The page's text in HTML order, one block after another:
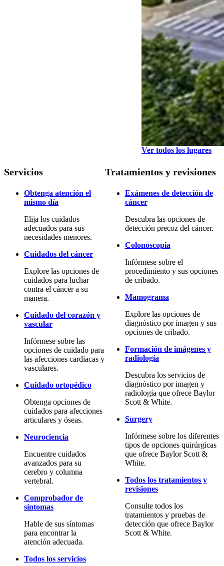
Ver todos los lugares
Servicios
Obtenga atención el
mismo día
Elija los cuidados
adecuados para sus
necesidades menores.
Cuidados del cáncer
Explore las opciones de
cuidados para luchar
contra el cáncer a su
manera.
Cuidado del corazón y
vascular
Infórmese sobre las
opciones de cuidado para
las afecciones cardíacas y
vasculares.
Cuidado ortopédico
Obtenga opciones de
cuidados para afecciones
articulares y óseas.
Neurociencia
Encuentre cuidados
avanzados para su
cerebro y columna
vertebral.
Comprobador de
síntomas
Hable de sus síntomas
para encontrar la
atención adecuada.
Todos los servicios
Tratamientos y revisiones
Exámenes de detección de
cáncer
Descubra las opciones de
detección precoz del cáncer.
Colonoscopia
Infórmese sobre el
procedimiento y sus opciones
de cribado.
Mamograma
Explore las opciones de
diagnóstico por imagen y sus
opciones de cribado.
Formación de imágenes y
radiología
Descubra los servicios de
diagnóstico por imagen y
radiología que ofrece Baylor
Scott & White.
Surgery
Infórmese sobre los diferentes
tipos de opciones quirúrgicas
que ofrece Baylor Scott &
White.
Todos los tratamientos y
revisiones
Consulte todos los
tratamientos y pruebas de
detección que ofrece Baylor
Scott & White.